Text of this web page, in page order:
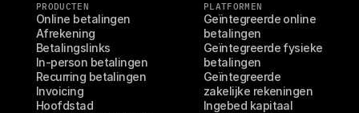
PRODUCTEN
Online betalingen
Afrekening
Betalingslinks
In-person betalingen
Recurring betalingen
Invoicing
Hoofdstad
PLATFORMEN
Geïntegreerde online
betalingen
Geïntegreerde fysieke
betalingen
Geïntegreerde
zakelijke rekeningen
Ingebed kapitaal